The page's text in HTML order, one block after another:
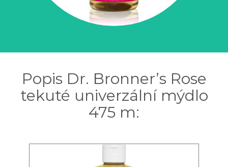
Popis Dr. Bronner’s Rose
tekuté univerzální mýdlo
475 m: